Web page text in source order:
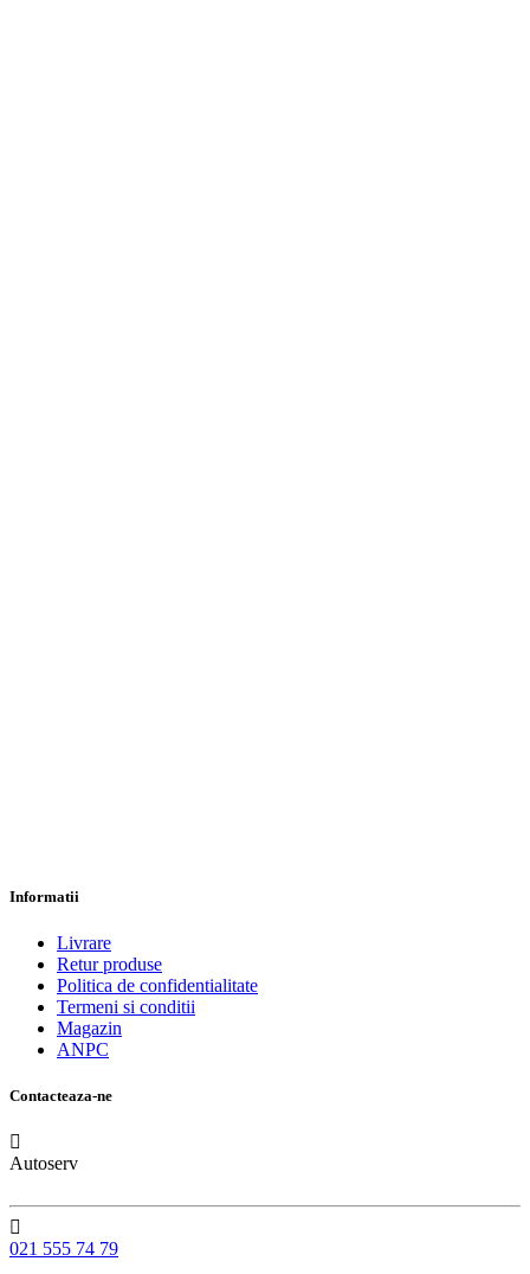
Informatii
Livrare
Retur produse
Politica de confidentialitate
Termeni si conditii
Magazin
ANPC
Contacteaza-ne
Autoserv
021 555 74 79